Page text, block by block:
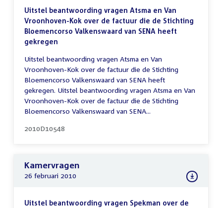
Uitstel beantwoording vragen Atsma en Van
Vroonhoven-Kok over de factuur die de Stichting
Bloemencorso Valkenswaard van SENA heeft
gekregen
Uitstel beantwoording vragen Atsma en Van
Vroonhoven-Kok over de factuur die de Stichting
Bloemencorso Valkenswaard van SENA heeft
gekregen. Uitstel beantwoording vragen Atsma en Van
Vroonhoven-Kok over de factuur die de Stichting
Bloemencorso Valkenswaard van SENA...
2010D10548
Kamervragen
26 februari 2010
Uitstel beantwoording vragen Spekman over de